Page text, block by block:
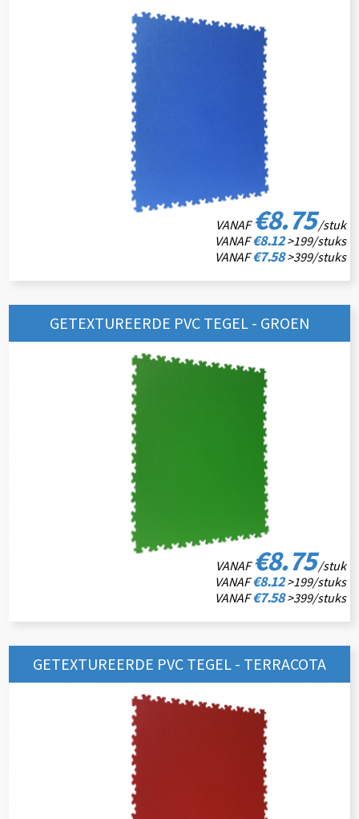
VANAF€8.75/stuk
VANAF€8.12>199/stuks
VANAF€7.58>399/stuks
GETEXTUREERDE PVC TEGEL - GROEN
VANAF€8.75/stuk
VANAF€8.12>199/stuks
VANAF€7.58>399/stuks
GETEXTUREERDE PVC TEGEL - TERRACOTA